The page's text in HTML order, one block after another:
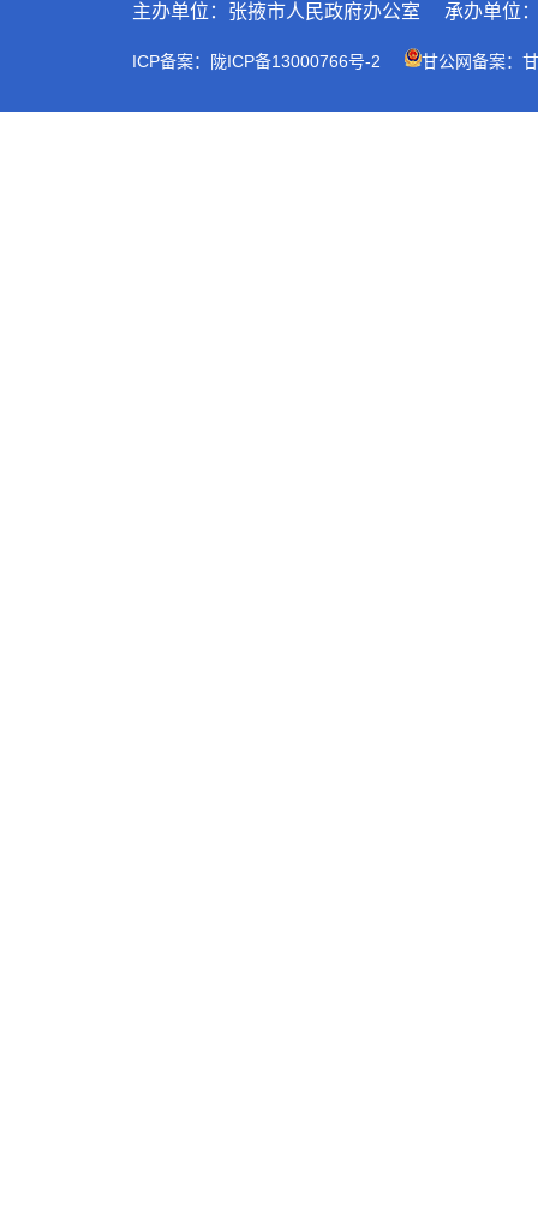
主办单位：张掖市人民政府办公室 承办单位
ICP备案：陇ICP备13000766号-2 甘公网备案：